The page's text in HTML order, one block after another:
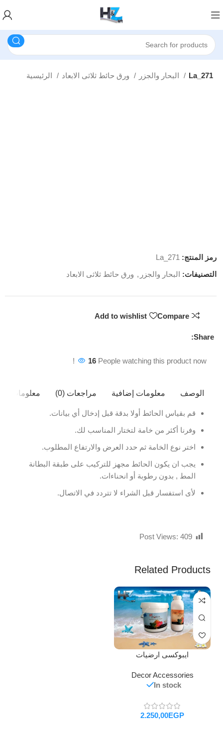
La_271
رمز المنتج: La_271
التصنيفات: البحار والجزر , ورق حائط ثلاثى الابعاد
Compare
Add to wishlist
Share:
16 People watching this product now!
الوصف معلومات إضافية مراجعات (0) معلومات
قم بقياس الحائط أولا بدقة قبل إدخال أي بيانات.
وفرنا أكثر من خامة لتختار المناسب لك.
اختر نوع الخامة ثم حدد العرض والارتفاع المطلوب.
يجب ان يكون الحائط مجهز للتركيب على طبقة البطانة
المط , بدون رطوبة أو انحناءات.
لأى استفسار قبل الشراء لا تتردد في الاتصال.
Post Views: 409
Related Products
ايبوكسى ارضيات
Decor Accessories
In stock
EGP